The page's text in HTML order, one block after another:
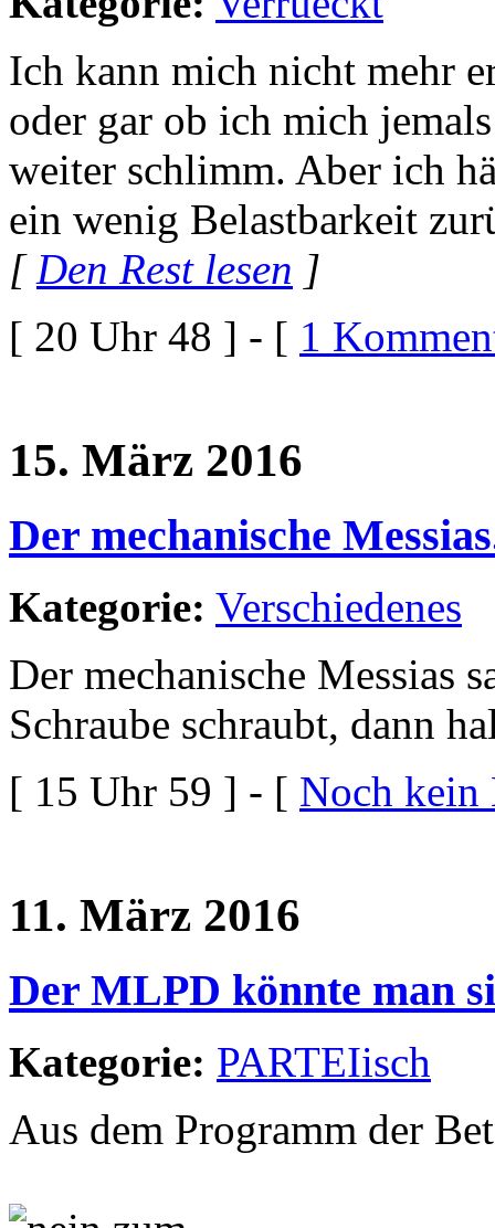
Ich kann mich nicht mehr
oder gar ob ich mich
weiter schlimm. Aber ich
ein wenig Belastbarkeit
[Den Rest lesen ]
[ 20 Uhr 48 ] - [ 1
15. März 2016
Der mechanische
Kategorie: Verschiedenes
Der mechanische Messias
Schraube schraubt, dann
[ 15 Uhr 59 ] - [ Noch kein
11. März 2016
Der MLPD könnte man
Kategorie: PARTEIisch
Aus dem Programm der